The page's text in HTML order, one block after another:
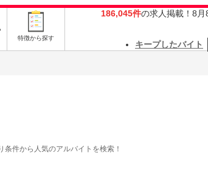
特徴から探す
186,045件の求人掲載！8月
キープしたバイト
件から人気のアルバイトを検索！